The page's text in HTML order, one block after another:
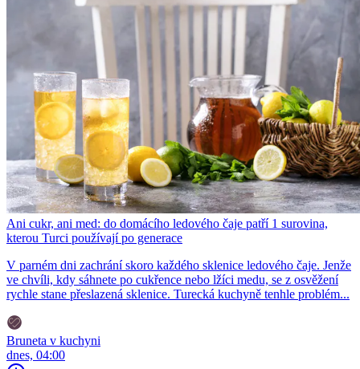
Ani cukr, ani med: do domácího ledového čaje patří 1 surovina,
kterou Turci používají po generace
V parném dni zachrání skoro každého sklenice ledového čaje. Jenže
ve chvíli, kdy sáhnete po cukřence nebo lžíci medu, se z osvěžení
rychle stane přeslazená sklenice. Turecká kuchyně tenhle problém...
Bruneta v kuchyni
dnes, 04:00